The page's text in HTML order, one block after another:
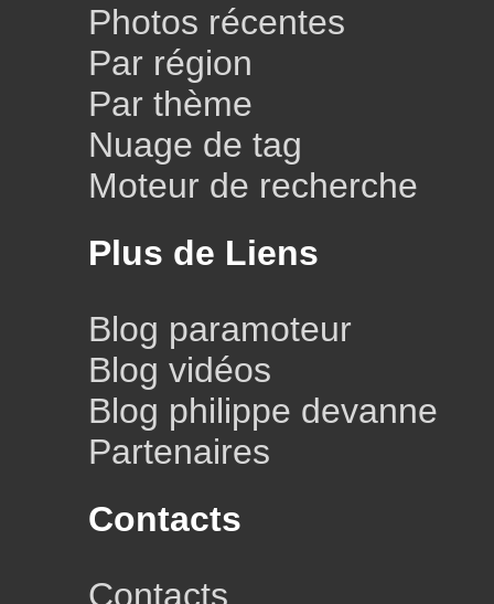
Photos récentes
Par région
Par thème
Nuage de tag
Moteur de recherche
Plus de Liens
Blog paramoteur
Blog vidéos
Blog philippe devanne
Partenaires
Contacts
Contacts